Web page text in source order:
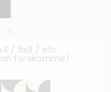
/ 8x8 / etc
forekomme)